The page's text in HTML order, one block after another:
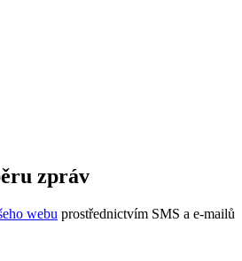
zpráv
webu prostřednictvím SMS a e-mailů